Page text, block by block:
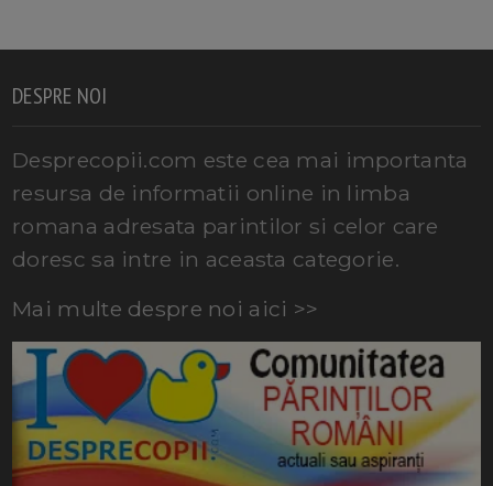
DESPRE NOI
Desprecopii.com este cea mai importanta
resursa de informatii online in limba
romana adresata parintilor si celor care
doresc sa intre in aceasta categorie.
Mai multe despre noi aici >>